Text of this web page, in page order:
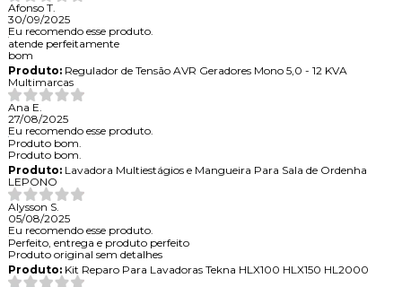
Afonso T.
30/09/2025
Eu recomendo esse produto.
atende perfeitamente
bom
Produto:Regulador de Tensão AVR Geradores Mono 5,0 - 12 KVA
Multimarcas
Ana E.
27/08/2025
Eu recomendo esse produto.
Produto bom.
Produto bom.
Produto:Lavadora Multiestágios e Mangueira Para Sala de Ordenha
LEPONO
Alysson S.
05/08/2025
Eu recomendo esse produto.
Perfeito, entrega e produto perfeito
Produto original sem detalhes
Produto:Kit Reparo Para Lavadoras Tekna HLX100 HLX150 HL2000